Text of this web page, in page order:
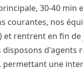
30-40 min
courantes, nos
et rentrent en fin
disposons d'agents
permettant une